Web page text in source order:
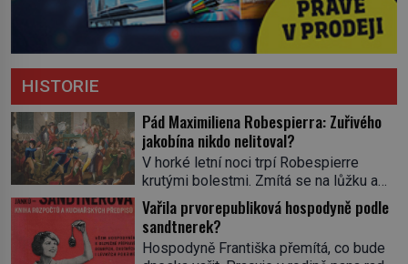
HISTORIE
Pád Maximiliena Robespierra: Zuřivého
jakobína nikdo nelitoval?
V horké letní noci trpí Robespierre
krutými bolestmi. Zmítá se na lůžku a
hlavou mu víří kolotoč myšlenek. Když
se probere z mdlob, vzpomene si na
jednu z pařížských jasnovidek, kterou
před lety navštívil. Prorokovala mu
Vařila prvorepubliková hospodyně podle
sandtnerek?
Hospodyně Františka přemítá, co bude